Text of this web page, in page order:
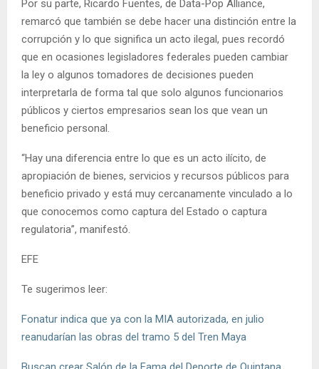
Por su parte, Ricardo Fuentes, de Data-Pop Alliance,
remarcó que también se debe hacer una distinción entre la
corrupción y lo que significa un acto ilegal, pues recordó
que en ocasiones legisladores federales pueden cambiar
la ley o algunos tomadores de decisiones pueden
interpretarla de forma tal que solo algunos funcionarios
públicos y ciertos empresarios sean los que vean un
beneficio personal.
“Hay una diferencia entre lo que es un acto ilícito, de
apropiación de bienes, servicios y recursos públicos para
beneficio privado y está muy cercanamente vinculado a lo
que conocemos como captura del Estado o captura
regulatoria”, manifestó.
EFE
Te sugerimos leer:
Fonatur indica que ya con la MIA autorizada, en julio
reanudarían las obras del tramo 5 del Tren Maya